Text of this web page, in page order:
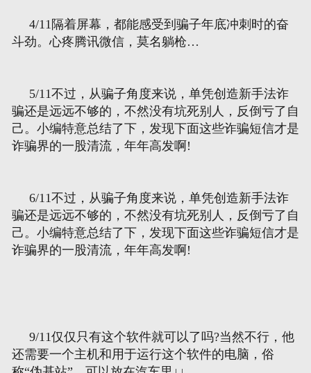
4/11隔着屏幕，都能感受到骗子年底冲刺时的奋
斗劲。心疼腾讯微信，莫名躺枪…
5/11不过，从骗子角度来说，单凭创造新手法诈
骗还是远远不够的，不然没有坑死别人，反倒亏了自
己。小编特意总结了下，发现下面这些诈骗短信才是
诈骗界的一股清流，年年高发啊!
6/11不过，从骗子角度来说，单凭创造新手法诈
骗还是远远不够的，不然没有坑死别人，反倒亏了自
己。小编特意总结了下，发现下面这些诈骗短信才是
诈骗界的一股清流，年年高发啊!
9/11仅仅只有这个软件就可以了吗?当然不行，他
还需要一个主机和用于运行这个软件的电脑，俗